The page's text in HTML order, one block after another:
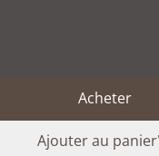
Acheter
Ajouter au panier